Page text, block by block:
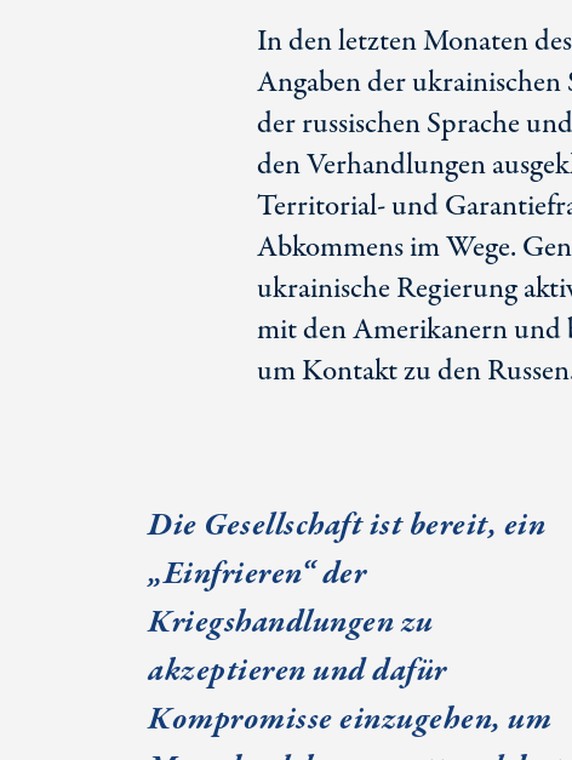
In den letzten Monaten
Angaben der ukrainischen
der russischen Sprache
den Verhandlungen
Territorial- und
Abkommens im Wege.
ukrainische Regierung
mit den Amerikanern und
um Kontakt zu den
Die Gesellschaft ist bereit, ein
„Einfrieren“ der
Kriegshandlungen zu
akzeptieren und dafür
Kompromisse einzugehen, um